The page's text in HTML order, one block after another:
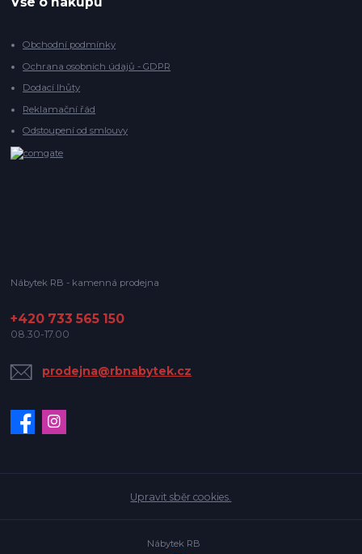
Obchodní podmínky
Ochrana osobních údajů - GDPR
Dodací lhůty
Reklamační řád
Odstoupení od smlouvy
Nábytek RB - kamenná prodejna
+420 733 565 150
08.30-17.00
prodejna@rbnabytek.cz
Upravit sběr cookies.
Nábytek RB